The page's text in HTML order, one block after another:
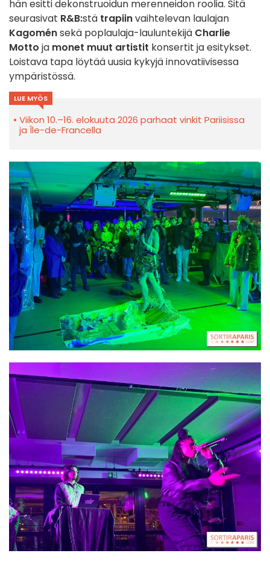
hän esitti dekonstruoidun merenneidon roolia. Sitä
seurasivat R&B:stä trapiinvaihtelevan laulajan
Kagoménsekä poplaulaja-lauluntekijä Charlie
Motto ja monet muut artistit konsertit ja esitykset.
Loistava tapa löytää uusia kykyjä innovatiivisessa
ympäristössä.
LUE MYÖS
Viikon 10.–16. elokuuta 2026 parhaat vinkit Pariisissa
ja Île-de-Francella